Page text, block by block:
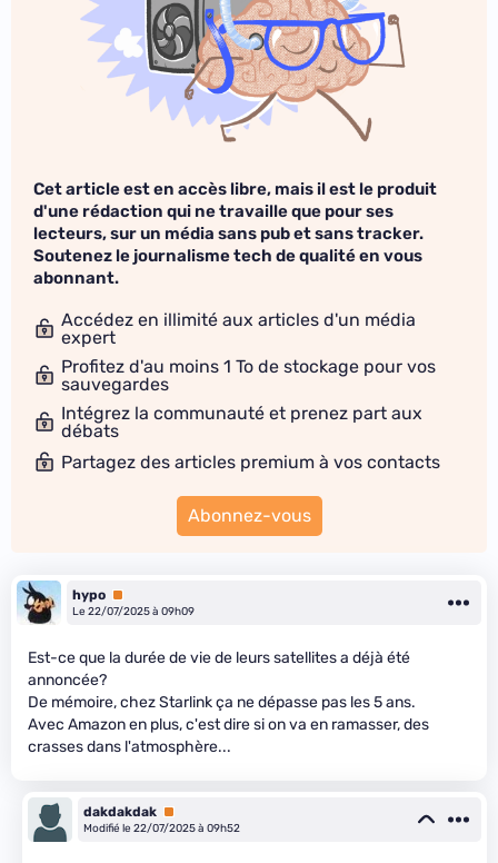
Cet article est en accès libre, mais il est le produit
d'une rédaction qui ne travaille que pour ses
lecteurs, sur un média sans pub et sans tracker.
Soutenez le journalisme tech de qualité en vous
abonnant.
Accédez en illimité aux articles d'un média
expert
Profitez d'au moins 1 To de stockage pour vos
sauvegardes
Intégrez la communauté et prenez part aux
débats
Partagez des articles premium à vos contacts
Abonnez-vous
hypo Premium
Le 22/07/2025 à 09h09
Est-ce que la durée de vie de leurs satellites a déjà été
annoncée?
De mémoire, chez Starlink ça ne dépasse pas les 5 ans.
Avec Amazon en plus, c'est dire si on va en ramasser, des
crasses dans l'atmosphère...
dakdakdak Premium
Modifié le 22/07/2025 à 09h52